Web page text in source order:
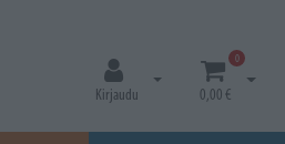
Kirjaudu
Avaa kirjautuminen
0
0,00 €
Avaa